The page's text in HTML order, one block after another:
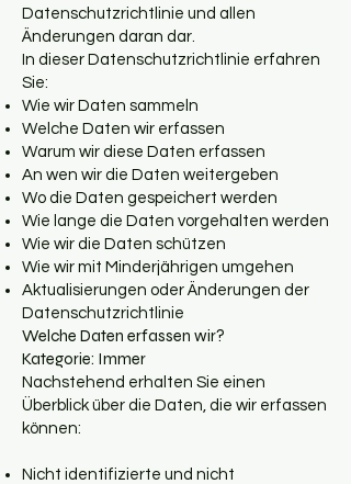
Datenschutzrichtlinie und allen
Änderungen daran dar.
In dieser Datenschutzrichtlinie erfahren
Sie:
Wie wir Daten sammeln
Welche Daten wir erfassen
Warum wir diese Daten erfassen
An wen wir die Daten weitergeben
Wo die Daten gespeichert werden
Wie lange die Daten vorgehalten werden
Wie wir die Daten schützen
Wie wir mit Minderjährigen umgehen
Aktualisierungen oder Änderungen der
Datenschutzrichtlinie
Welche Daten erfassen wir?
Kategorie: Immer
Nachstehend erhalten Sie einen
Überblick über die Daten, die wir erfassen
können:
Nicht identifizierte und nicht